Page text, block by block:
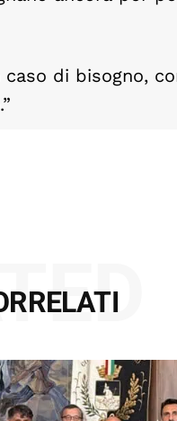
di bisogno,